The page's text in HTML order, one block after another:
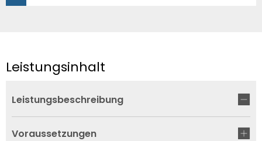
Leistungsinhalt
Leistungsbeschreibung
Voraussetzungen